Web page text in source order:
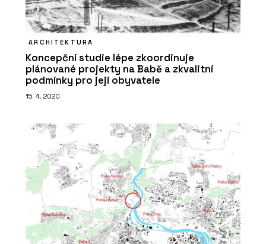
ARCHITEKTURA
Koncepční studie lépe zkoordinuje
plánované projekty na Babě a zkvalitní
podmínky pro její obyvatele
15. 4. 2020